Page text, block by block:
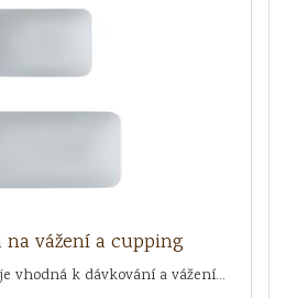
na vážení a cupping
vhodná k dávkování a vážení...